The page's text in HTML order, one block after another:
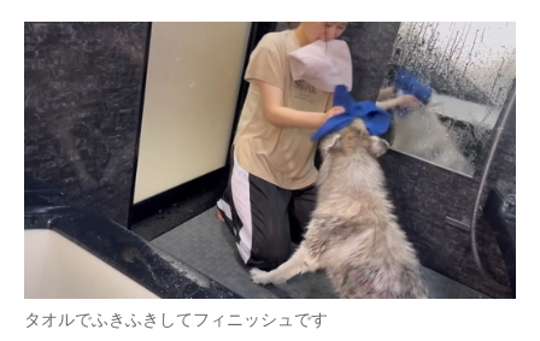
タオルでふきふきしてフィニッシュです